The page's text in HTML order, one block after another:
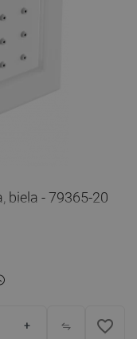
biela - 79365-20
+ favorite_border